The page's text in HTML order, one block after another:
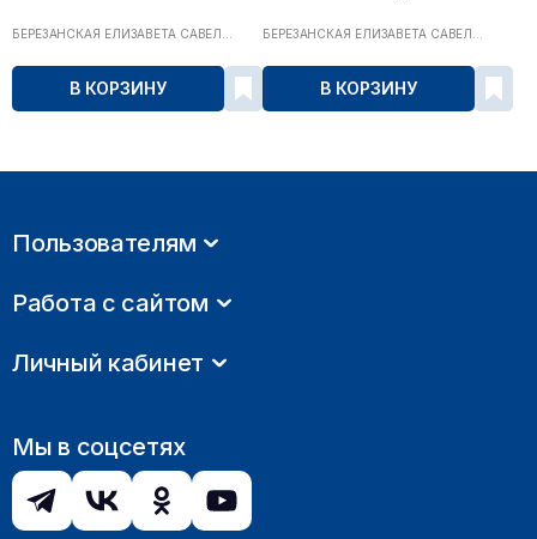
БЕРЕЗАНСКАЯ ЕЛИЗАВЕТА САВЕЛ...
В КОРЗИНУ
БЕРЕЗАНСКАЯ ЕЛИЗАВЕТА САВЕЛ...
В КОРЗИНУ
Пользователям
Работа с сайтом
Личный кабинет
Мы в соцсетях